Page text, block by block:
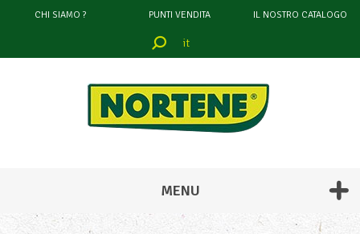
CHI SIAMO ? PUNTI VENDITA IL NOSTRO CATALOGO
it
MENU
filtrare
attraverso